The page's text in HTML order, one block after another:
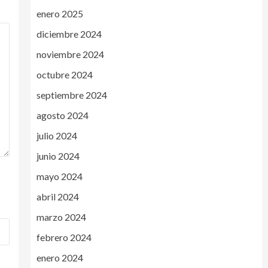
enero 2025
diciembre 2024
noviembre 2024
octubre 2024
septiembre 2024
agosto 2024
julio 2024
junio 2024
mayo 2024
abril 2024
marzo 2024
febrero 2024
enero 2024